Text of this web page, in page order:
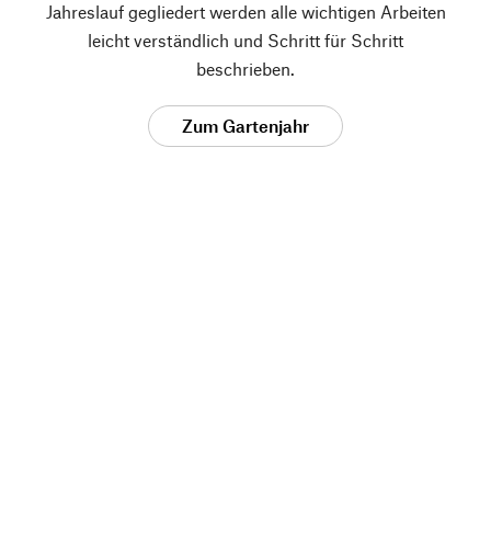
Jahreslauf gegliedert werden alle wichtigen Arbeiten
leicht verständlich und Schritt für Schritt
beschrieben.
Zum Gartenjahr